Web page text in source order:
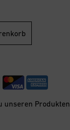
unseren